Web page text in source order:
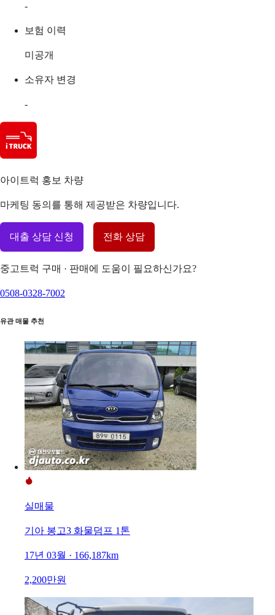
-
보험 이력
미공개
소유자 변경
-
아이트럭 홍보 차량
마케팅 동의를 통해 제공받은 차량입니다.
대출 상담 신청 전화 상담
중고트럭 구매 · 판매에 도움이 필요하신가요?
0508-0328-7002
유관 매물 추천
실매물
기아 봉고3 화물덤프 1톤
17년 03월 · 166,187km
2,200만원